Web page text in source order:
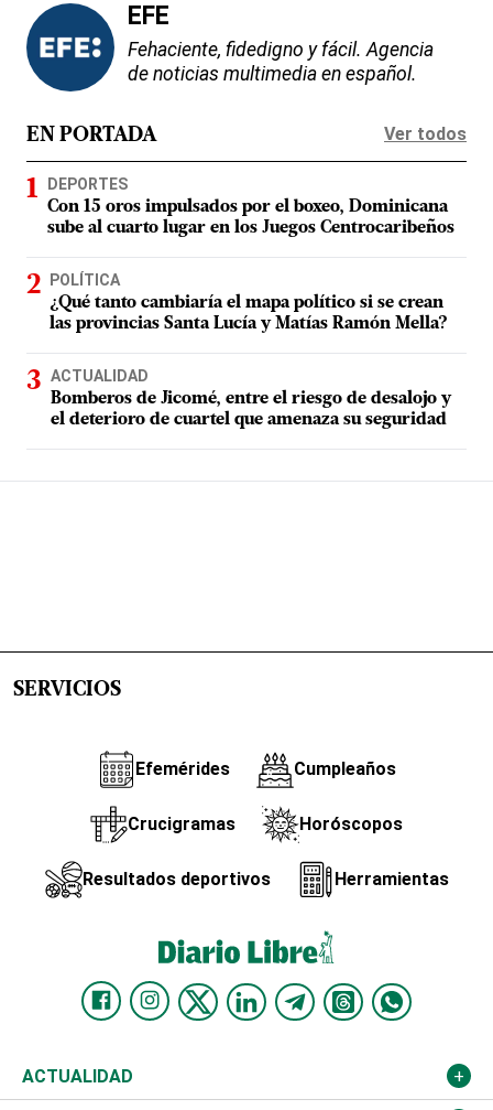
EFE
Fehaciente, fidedigno y fácil. Agencia
de noticias multimedia en español.
EN PORTADA Ver todos
DEPORTES
Con 15 oros impulsados por el boxeo, Dominicana
sube al cuarto lugar en los Juegos Centrocaribeños
POLÍTICA
¿Qué tanto cambiaría el mapa político si se crean
las provincias Santa Lucía y Matías Ramón Mella?
ACTUALIDAD
Bomberos de Jicomé, entre el riesgo de desalojo y
el deterioro de cuartel que amenaza su seguridad
SERVICIOS
Efemérides Cumpleaños
Crucigramas Horóscopos
Resultados deportivos Herramientas
ACTUALIDAD